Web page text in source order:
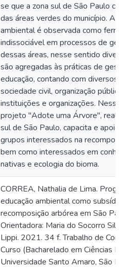
se que a zona sul de São Paulo
das áreas verdes do município. A
ambiental é observada como
indissociável em processos de
dessas áreas, nesse sentido
são agregadas às práticas de
educação, contando com diversos
sociedade civil, organização
instituições e organizações.
projeto "Adote uma Árvore",
sul de São Paulo, capacita e apoia
grupos interessados na
bem como interessados em
nativas e ecologia do bioma.
CORREA, Nathalia de Lima.
educação ambiental como
recomposição arbórea em São
Orientadora: Maria do Socorro
Lippi. 2021. 34 f. Trabalho de
Curso (Bacharelado em Ciências
Universidade Santo Amaro, São